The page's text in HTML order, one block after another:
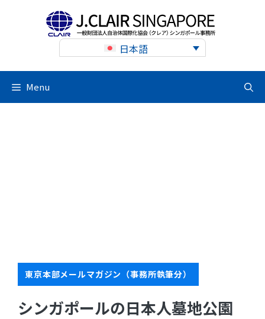
日本語
Menu
東京本部メールマガジン（事務所執筆分）
シンガポールの日本人墓地公園